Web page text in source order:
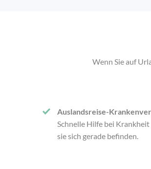
Wenn Sie auf
Auslandsreise-
Schnelle Hilfe bei
sie sich gerade befinden.